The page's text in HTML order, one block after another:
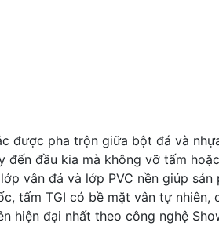
được pha trộn giữa bột đá và
đầu kia mà không vỡ tấm
vân đá và lớp PVC nền giúp
tấm TGI có bề mặt vân tự
hiện đại nhất theo công nghệ